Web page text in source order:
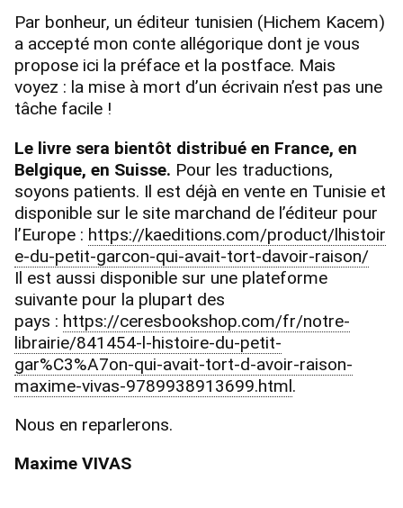
Par bonheur, un éditeur tunisien (Hichem Kacem)
a accepté mon conte allégorique dont je vous
propose ici la préface et la postface. Mais
voyez : la mise à mort d’un écrivain n’est pas une
tâche facile !
Le livre sera bientôt distribué en France, en
Belgique, en Suisse. Pour les traductions,
soyons patients. Il est déjà en vente en Tunisie et
disponible sur le site marchand de l’éditeur pour
l’Europe : https://kaeditions.com/product/lhistoir
e-du-petit-garcon-qui-avait-tort-davoir-raison/
Il est aussi disponible sur une plateforme
suivante pour la plupart des
pays : https://ceresbookshop.com/fr/notre-
librairie/841454-l-histoire-du-petit-
gar%C3%A7on-qui-avait-tort-d-avoir-raison-
maxime-vivas-9789938913699.html.
Nous en reparlerons.
Maxime VIVAS